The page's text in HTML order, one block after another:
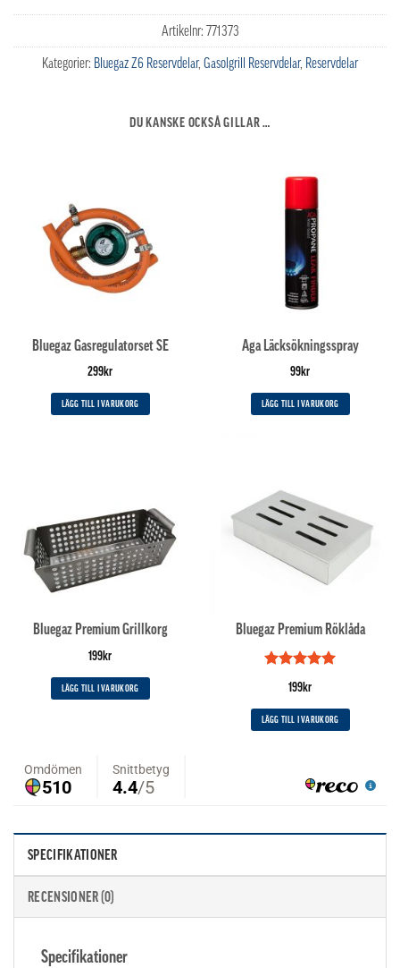
Artikelnr: 771373
Kategorier: Bluegaz Z6 Reservdelar, Gasolgrill Reservdelar, Reservdelar
DU KANSKE OCKSÅ GILLAR …
Bluegaz Gasregulatorset SE
299kr
LÄGG TILL I VARUKORG
Aga Läcksökningsspray
99kr
LÄGG TILL I VARUKORG
Bluegaz Premium Grillkorg
199kr
LÄGG TILL I VARUKORG
Bluegaz Premium Röklåda
Betygsatt
av 5199kr
LÄGG TILL I VARUKORG
SPECIFIKATIONER
RECENSIONER (0)
Specifikationer